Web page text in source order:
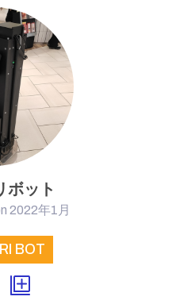
ボット
2022年1月
BOT